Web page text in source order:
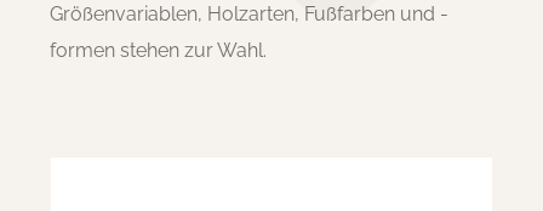
Größenvariablen, Holzarten, Fußfarben und -
formen stehen zur Wahl.